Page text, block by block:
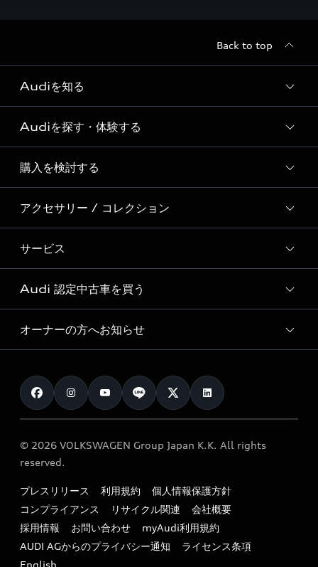
Back to top
Audiを知る
Audi ブランド
Story of Progress
Audi Sport
Formula 1®
デジタルサービス
Audiを探す・体験する
ディーラー検索
新車在庫検索
試乗車・展示車検索
見積り依頼
試乗予約
購入を検討する
モデル一覧
特別仕様モデル / 限定モデル
e-tronラインアップ
価格シミュレーション
車両比較
カタログ一覧
アクセサリー / コレクション
純正アクセサリー
オンラインショップ
Audi collection
アウディナビアプリ
サービス
サービス入庫予約
サービスプログラム
メンテナンス
車検 / 定期点検
e-tronアフターサポート
myAudi
Audi 認定中古車を買う
Audi認定中古車
クオリティ
保証
メンテナンス
ファイナンス
キャンペーン / イベント
買取査定
オーナーの方へお知らせ
お知らせ
オーナー様向けキャンペーン
特定整備適用車一覧
リサイクル法
よくある質問（FAQ）
© 2026 VOLKSWAGEN Group Japan K.K. All rights
reserved.
プレスリリース 利用規約
個人情報保護方針
コンプライアンス
リサイクル関連
会社概要
採用情報
お問い合わせ
myAudi利用規約
AUDI AGからのプライバシー通知
ライセンス条項
English